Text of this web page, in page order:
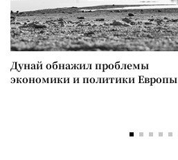
Дунай обнажил проблемы
экономики и политики Европы